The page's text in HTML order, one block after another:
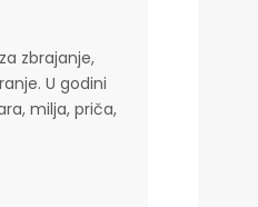
zbrajanje,
U godini
milja, priča,